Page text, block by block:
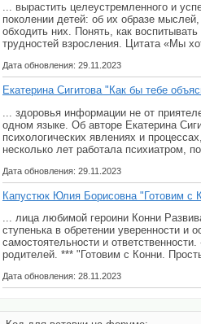
... вырастить целеустремленного и
поколении детей: об их образе
обходить них. Понять, как
трудностей взросления. Цитата «Мы
Дата обновления: 29.11.2023
Екатерина Сигитова "Как бы тебе
... здоровья информации не от
одном языке. Об авторе Екатерина
психологических явлениях и
несколько лет работала психиатром,
Дата обновления: 29.11.2023
Капустюк Юлия Борисовна "Готовим с
... лица любимой героини Конни
ступенька в обретении уверенности и
самостоятельности и
родителей. *** "Готовим с Конни.
Дата обновления: 28.11.2023